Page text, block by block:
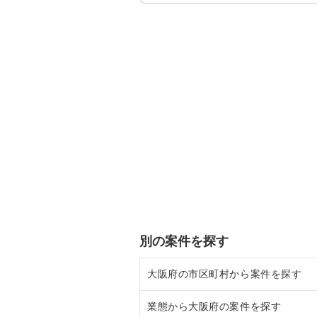
別の案件を探す
大阪府の市区町村から案件を探す
大阪市北区の飲食店の居抜き売却
業態から大阪府の案件を探す